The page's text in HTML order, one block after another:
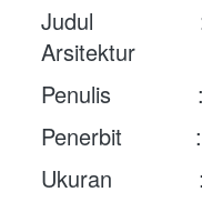
Judul
Arsitektur
Penulis
Penerbit
Ukuran